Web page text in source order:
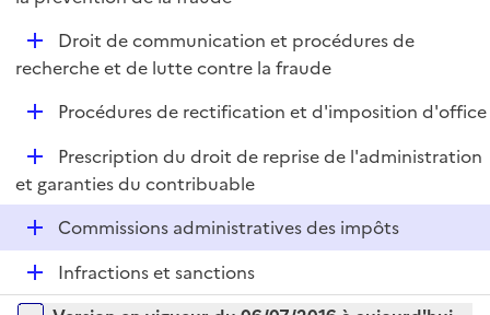
e
r
r
i
D
é
r
Droit de communication et procédures de
recherche et de lutte contre la fraude
D
l
Procédures de rectification et d'imposition d'office
D
é
p
Prescription du droit de reprise de l'administration
et garanties du contribuable
D
é
Commissions administratives des impôts
D
é
Infractions et sanctions